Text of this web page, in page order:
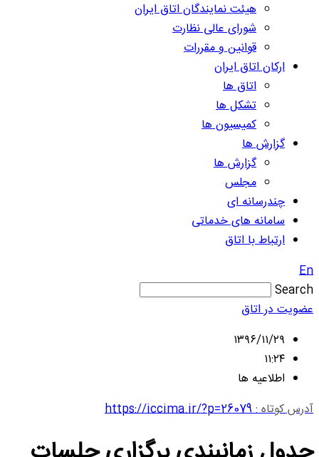
هیئت نمایندگان اتاق ایران
شورای عالی نظارت
قوانین و مقررات
ارکان اتاق ایران
اتاق ها
تشکل ها
کمیسیون ها
گزارش ها
گزارش ها
مجلس
چندرسانه ای
سامانه های خدماتی
ارتباط با اتاق
En
Search
عضویت در اتاق
۱۳۹۶/۱۱/۲۹
۱۱:۲۴
اطلاعیه ها
آدرس کوتاه :https://iccima.ir/?p=26079